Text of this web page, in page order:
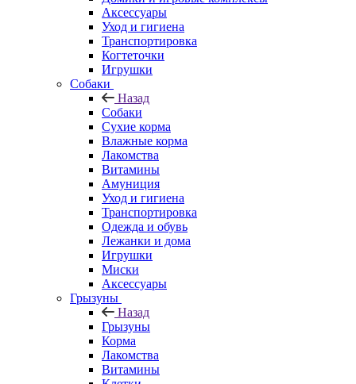
Аксессуары
Уход и гигиена
Транспортировка
Когтеточки
Игрушки
Собаки
Назад
Собаки
Сухие корма
Влажные корма
Лакомства
Витамины
Амуниция
Уход и гигиена
Транспортировка
Одежда и обувь
Лежанки и дома
Игрушки
Миски
Аксессуары
Грызуны
Назад
Грызуны
Корма
Лакомства
Витамины